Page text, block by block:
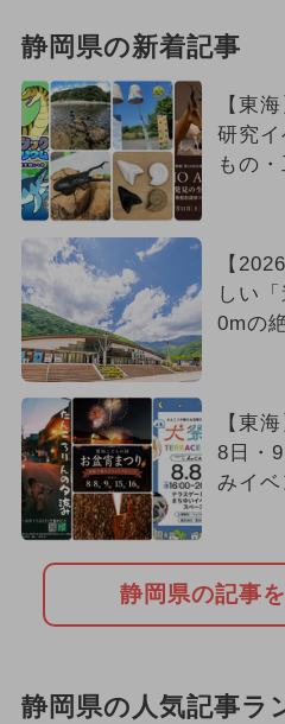
静岡県の新着記事
【東
研究イ
もの
【
しい
0mの
【東
8日・
みイベ
静岡県の記事
静岡県の人気記事ラ